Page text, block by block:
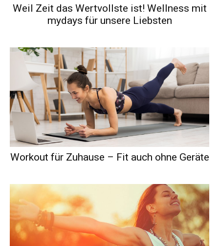
Weil Zeit das Wertvollste ist! Wellness mit
mydays für unsere Liebsten
Workout für Zuhause – Fit auch ohne Geräte